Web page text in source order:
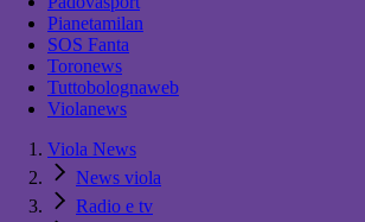
Pianetamilan
SOS Fanta
Toronews
Tuttobolognaweb
Violanews
Viola News
News viola
Radio e tv